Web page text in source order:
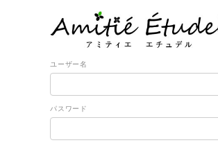
ユーザー名
パスワード